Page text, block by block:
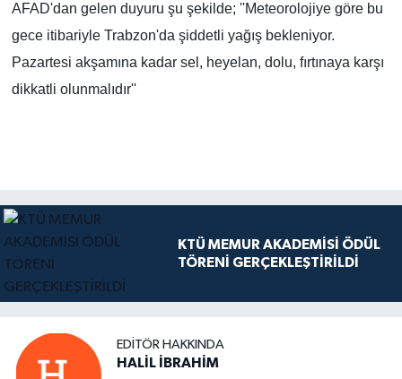
AFAD'dan gelen duyuru şu şekilde; ''Meteorolojiye göre bu
gece itibariyle Trabzon'da şiddetli yağış bekleniyor.
Pazartesi akşamına kadar sel, heyelan, dolu, fırtınaya karşı
dikkatli olunmalıdır''
KTÜ MEMUR AKADEMİSİ ÖDÜL
TÖRENİ GERÇEKLEŞTİRİLDİ
EDITÖR HAKKINDA
HALİL İBRAHİM